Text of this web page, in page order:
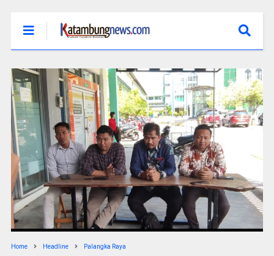
Home Headline Palangka Raya